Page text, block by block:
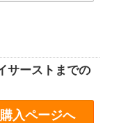
サーストまでの
購入ページへ